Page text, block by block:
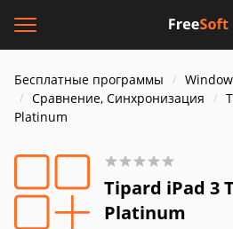
Бесплатные программы
Сравнение, Синхронизация
Platinum
Tipard iPad 3
Platinum